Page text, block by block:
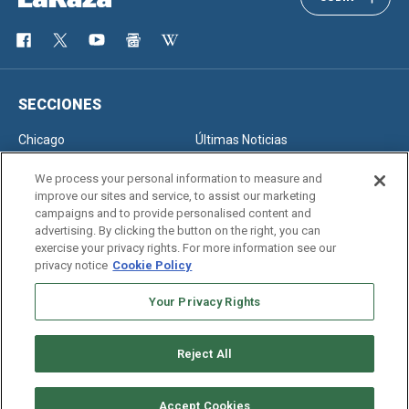
SECCIONES
Chicago
Últimas Noticias
SERVICIOS
Newsletter
Edición Impresa
We process your personal information to measure and
improve our sites and service, to assist our marketing
campaigns and to provide personalised content and
advertising. By clicking the button on the right, you can
exercise your privacy rights. For more information see our
privacy notice Cookie Policy
Your Privacy Rights
Reject All
Accept Cookies